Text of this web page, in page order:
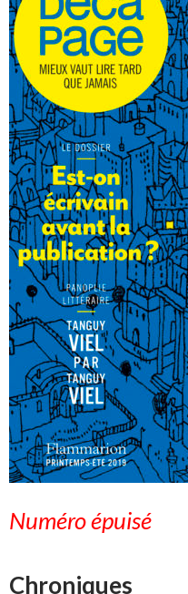
Numéro épuisé
Chroniques